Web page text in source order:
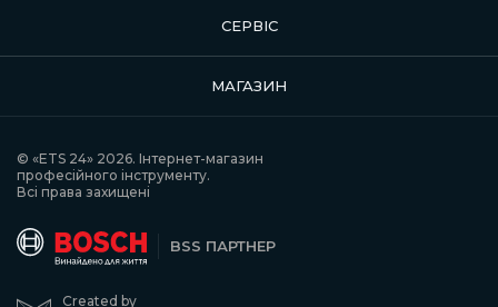
СЕРВІС
МАГАЗИН
Created by
BSS ПАРТНЕР
© «ETS 24» 2026. Інтернет-магазин
професійного інструменту.
Всі права захищені